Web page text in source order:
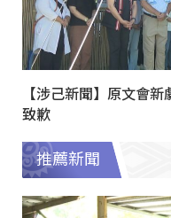
【涉己新聞】原文會
致歉
推薦新聞